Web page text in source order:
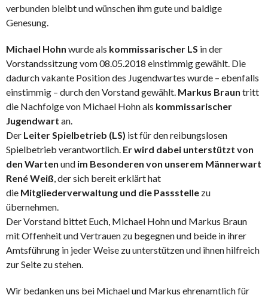
verbunden bleibt und wünschen ihm gute und baldige
Genesung.
Michael Hohn wurde als kommissarischer LS in der
Vorstandssitzung vom 08.05.2018 einstimmig gewählt. Die
dadurch vakante Position des Jugendwartes wurde – ebenfalls
einstimmig – durch den Vorstand gewählt. Markus Braun tritt
die Nachfolge von Michael Hohn als kommissarischer
Jugendwart an.
Der Leiter Spielbetrieb (LS) ist für den reibungslosen
Spielbetrieb verantwortlich. Er wird dabei unterstützt von
den Warten und im Besonderen von unserem Männerwart
René Weiß , der sich bereit erklärt hat
die Mitgliederverwaltung und die Passstelle zu
übernehmen.
Der Vorstand bittet Euch, Michael Hohn und Markus Braun
mit Offenheit und Vertrauen zu begegnen und beide in ihrer
Amtsführung in jeder Weise zu unterstützen und ihnen hilfreich
zur Seite zu stehen.
Wir bedanken uns bei Michael und Markus ehrenamtlich für